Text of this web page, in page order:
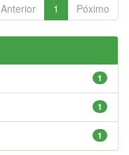
Anterior 1 Póximo
1
1
1